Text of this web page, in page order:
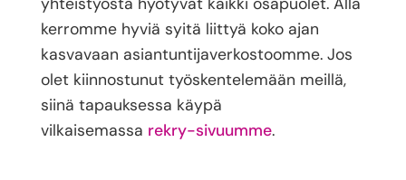
kerromme hyviä syitä liittyä koko ajan
kasvavaan asiantuntijaverkostoomme. Jos
olet kiinnostunut työskentelemään meillä,
siinä tapauksessa käypä
vilkaisemassa rekry-sivuumme.